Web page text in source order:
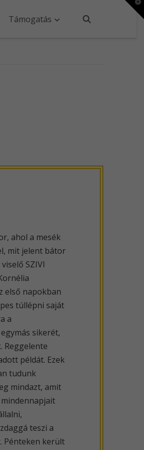
Támogatás
ahol a mesék
mit jelent bátor
SZIVI
első napokban
túllépni saját
a
sikerét,
Reggelente
példát. Ezek
tudunk
mindazt, amit
teszi a
Pénteken került